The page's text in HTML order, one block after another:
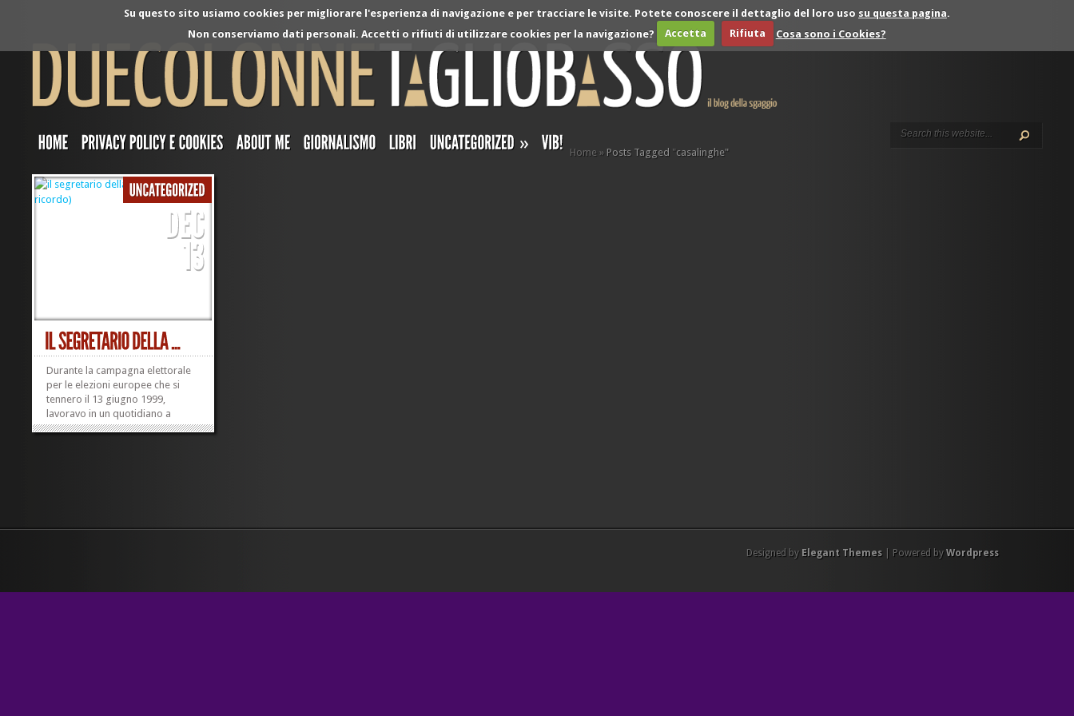
Su questo sito usiamo cookies per migliorare l'esperienza di navigazione e per tracciare le visite. Potete conoscere il dettaglio del loro uso su questa pagina.
Non conserviamo dati personali. Accetti o rifiuti di utilizzare cookies per la navigazione?
Accetta Rifiuta Cosa sono i Cookies?
» Home » Posts Tagged "casalinghe"
Durante la campagna elettorale
per le elezioni europee che si
tennero il 13 giugno 1999,
lavoravo in un quotidiano a
Belluno. Una mattina in cui c’era
Designed by Elegant Themes| Powered by Wordpress